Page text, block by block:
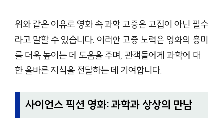
위와 같은 이유로 영화 속 과학 고증은 고집이 아닌 필수
라고 말할 수 있습니다. 이러한 고증 노력은 영화의 흥미
를 더욱 높이는 데 도움을 주며, 관객들에게 과학에 대
한 올바른 지식을 전달하는 데 기여합니다.
사이언스 픽션 영화: 과학과 상상의 만남